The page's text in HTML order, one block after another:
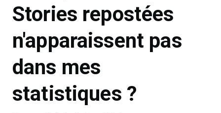
Stories repostées
n'apparaissent pas
dans mes
statistiques ?